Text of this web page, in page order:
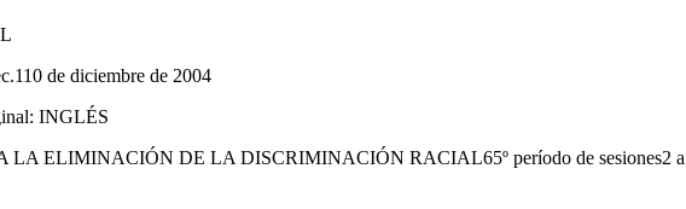
de diciembre de 2004
INGLÉS
LA ELIMINACIÓN DE LA DISCRIMINACIÓN RACIAL65º período de sesiones2 a